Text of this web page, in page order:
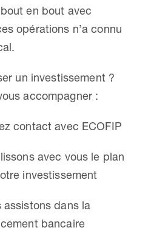
en bout avec
opérations n’a connu
un investissement ?
accompagner :
contact avec ECOFIP
avec vous le plan
investissement
assistons dans la
bancaire